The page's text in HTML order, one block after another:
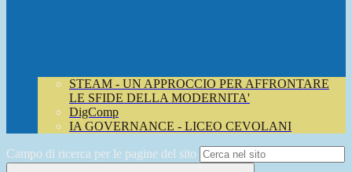
STEAM - UN APPROCCIO PER AFFRONTARE
LE SFIDE DELLA MODERNITA'
DigComp
IA GOVERNANCE - LICEO CEVOLANI
Campo di ricerca per le pagine del sito